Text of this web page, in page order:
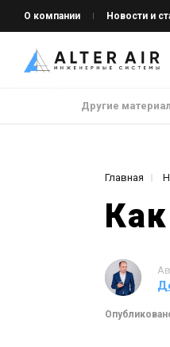
О компании Новости и
Другие
Главная